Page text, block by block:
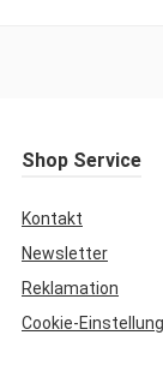
Shop Service
Kontakt
Newsletter
Reklamation
Cookie-